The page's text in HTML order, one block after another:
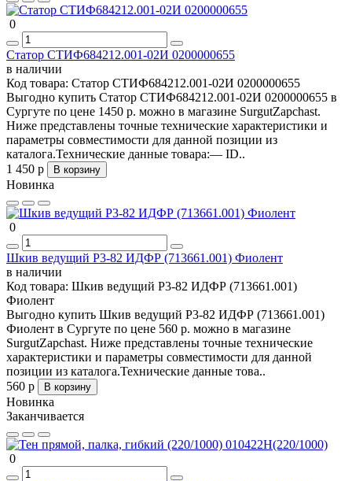
0
Статор СТИФ684212.001-02И 0200000655
в наличии
Код товара: Статор СТИФ684212.001-02И 0200000655
Выгодно купить Статор СТИФ684212.001-02И 0200000655 в
Сургуте по цене 1450 р. можно в магазине SurgutZapchast.
Ниже представлены точные технические характеристики и
параметры совместимости для данной позиции из
каталога.Технические данные товара:— ID..
1 450 р
В корзину
Новинка
0
Шкив ведущий P3-82 ИДФР (713661.001) Фиолент
в наличии
Код товара: Шкив ведущий P3-82 ИДФР (713661.001)
Фиолент
Выгодно купить Шкив ведущий P3-82 ИДФР (713661.001)
Фиолент в Сургуте по цене 560 р. можно в магазине
SurgutZapchast. Ниже представлены точные технические
характеристики и параметры совместимости для данной
позиции из каталога.Технические данные това..
560 р
В корзину
Новинка
Заканчивается
0